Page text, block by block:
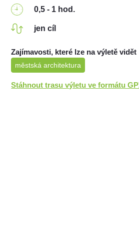
0,5 - 1 hod.
jen cíl
Zajímavosti, které lze na výletě vidět
městská architektura
Stáhnout trasu výletu ve formátu